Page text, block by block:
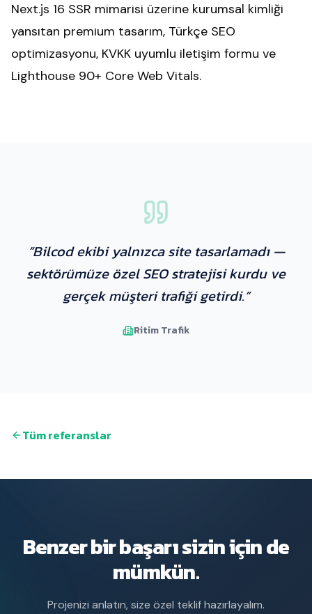
Next.js 16 SSR mimarisi üzerine kurumsal kimliği
yansıtan premium tasarım, Türkçe SEO
optimizasyonu, KVKK uyumlu iletişim formu ve
Lighthouse 90+ Core Web Vitals.
“Bilcod ekibi yalnızca site tasarlamadı —
sektörümüze özel SEO stratejisi kurdu ve
gerçek müşteri trafiği getirdi.”
Ritim Trafik
Tüm referanslar
Benzer bir başarı sizin için de
mümkün.
Projenizi anlatın, size özel teklif hazırlayalım.